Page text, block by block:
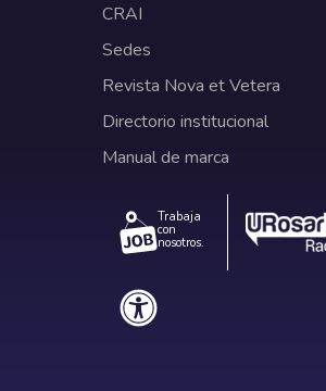
CRAI
Sedes
Revista Nova et Vetera
Directorio institucional
Manual de marca
Trabaja
con
nosotros.